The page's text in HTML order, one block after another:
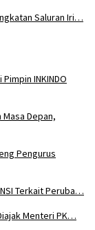
Saluran Iri…
INKINDO
Depan,
Pengurus
Terkait Peruba…
Menteri PK…